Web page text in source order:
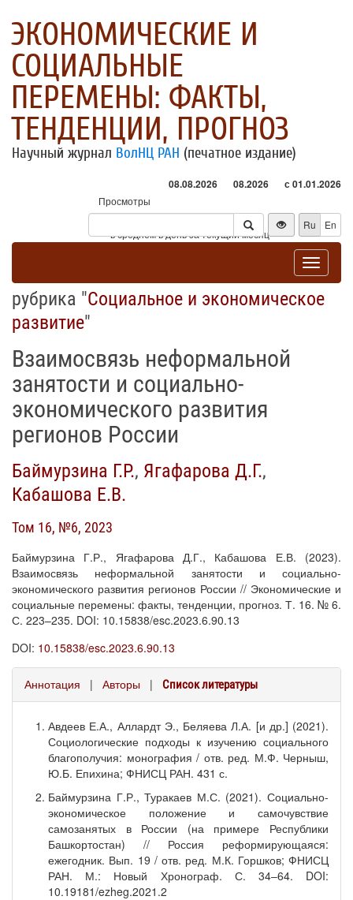
ЭКОНОМИЧЕСКИЕ И
СОЦИАЛЬНЫЕ
ПЕРЕМЕНЫ: ФАКТЫ,
ТЕНДЕНЦИИ, ПРОГНОЗ
Научный журнал ВолНЦ РАН (печатное издание)
08.08.2026 08.2026 с 01.01.2026
Просмотры
Посетители
* - в среднем в день за текущий месяц
Ru En
Toggle
рубрика "Социальное и экономическое
развитие"
Взаимосвязь неформальной
занятости и социально-
экономического развития
регионов России
Баймурзина Г.Р., Ягафарова Д.Г.,
Кабашова Е.В.
Том 16, №6, 2023
Баймурзина Г.Р., Ягафарова Д.Г., Кабашова Е.В. (2023).
Взаимосвязь неформальной занятости и социально-
экономического развития регионов России // Экономические и
социальные перемены: факты, тенденции, прогноз. Т. 16. № 6.
С. 223–235. DOI: 10.15838/esc.2023.6.90.13
DOI: 10.15838/esc.2023.6.90.13
Аннотация | Авторы | Список литературы
Авдеев Е.А., Аллардт Э., Беляева Л.А. [и др.] (2021).
Социологические подходы к изучению социального
благополучия: монография / отв. ред. М.Ф. Черныш,
Ю.Б. Епихина; ФНИСЦ РАН. 431 с.
Баймурзина Г.Р., Туракаев М.С. (2021). Социально-
экономическое положение и самочувствие
самозанятых в России (на примере Республики
Башкортостан) // Россия реформирующаяся:
ежегодник. Вып. 19 / отв. ред. М.К. Горшков; ФНИСЦ
РАН. М.: Новый Хронограф. С. 34‒64. DOI:
10.19181/ezheg.2021.2